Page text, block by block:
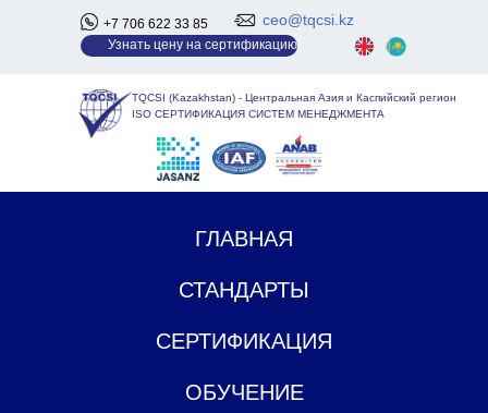
+7 706 622 33 85 ceo@tqcsi.kz
Узнать цену на сертификацию
TQCSI (Kazakhstan) - Центральная Азия и Каспийский регион
ISO СЕРТИФИКАЦИЯ СИСТЕМ МЕНЕДЖМЕНТА
ГЛАВНАЯ
СТАНДАРТЫ
СЕРТИФИКАЦИЯ
ОБУЧЕНИЕ